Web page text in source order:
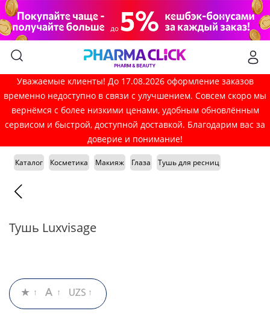
Уважаемые клиенты! До 17.08.2026 оформление заказов
временно недоступно в связи с улучшением. Совсем скоро мы
вернёмся с более низкими ценами, удобным обновлённым
сервисом и быстрой, доступной доставкой. Благодарим вас за
доверие и понимание!
Каталог Косметика Макияж Глаза Тушь для ресниц
Тушь Luxvisage